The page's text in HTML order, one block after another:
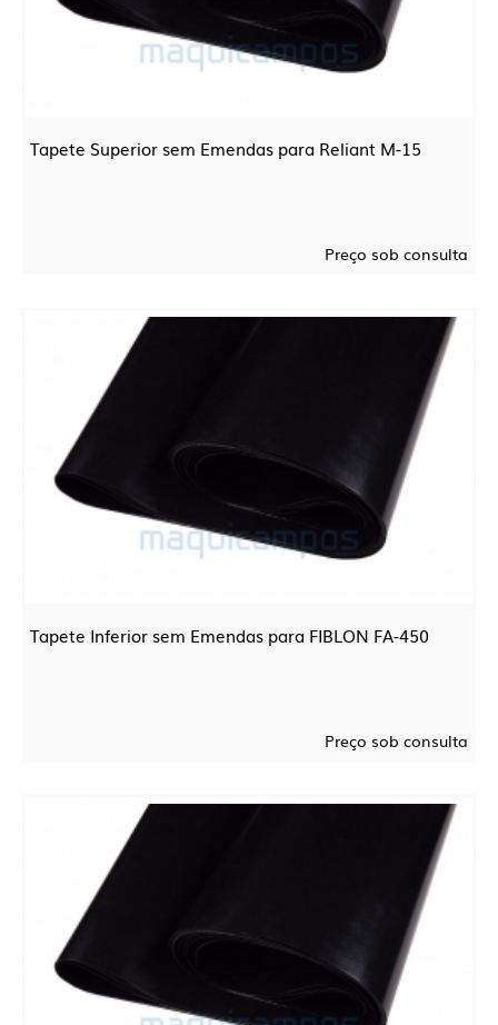
Tapete Superior sem Emendas para Reliant M-15
Preço sob consulta
Tapete Inferior sem Emendas para FIBLON FA-450
Preço sob consulta